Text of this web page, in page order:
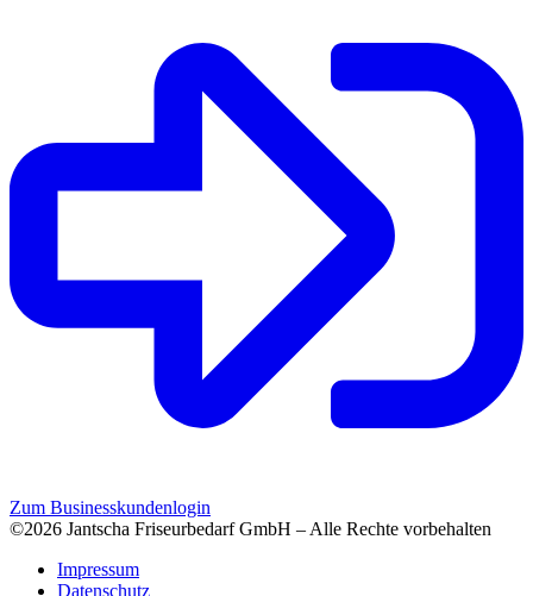
Zum Businesskundenlogin
©2026 Jantscha Friseurbedarf GmbH – Alle Rechte vorbehalten
Impressum
Datenschutz